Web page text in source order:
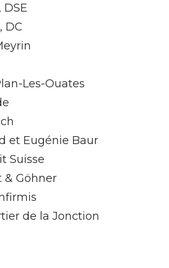
DSE
DC
Les-Ouates
et Eugénie Baur
Suisse
& Göhner
de la Jonction